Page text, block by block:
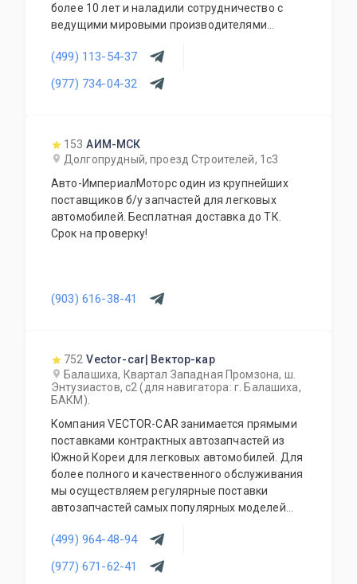
более 10 лет и наладили сотрудничество с
ведущими мировыми производителями
напрямую, минуя посредников, что
гарантирует самые доступные цены на все
запчасти, независимо от их происхождения.
(499) 113-54-37
(977) 734-04-32
153 АИМ-МСК
Долгопрудный, проезд Строителей, 1с3
Авто-ИмпериалМоторс один из крупнейших
поставщиков б/у запчастей для легковых
автомобилей. Бесплатная доставка до ТК.
Срок на проверку!
(903) 616-38-41
752 Vector-car| Вектор-кар
Балашиха, Квартал Западная Промзона, ш.
Энтузиастов, с2 (для навигатора: г. Балашиха,
БАКМ).
Компания VECTOR-CAR занимается прямыми
поставками контрактных автозапчастей из
Южной Кореи для легковых автомобилей. Для
более полного и качественного обслуживания
мы осуществляем регулярные поставки
автозапчастей самых популярных моделей
всегда присутствует большой выбор
автозапчастей, который постоянно
обновляется и пополняется.
(499) 964-48-94
(977) 671-62-41